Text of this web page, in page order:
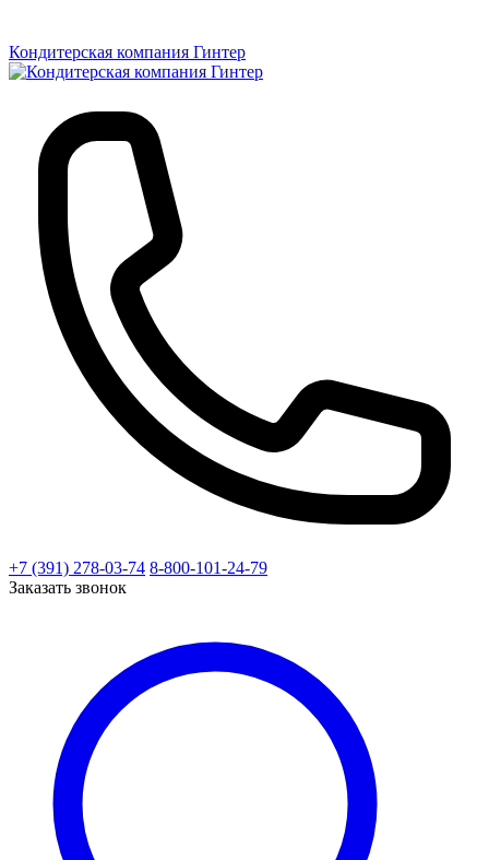
Кондитерская компания Гинтер
+7 (391) 278-03-74 8-800-101-24-79
Заказать звонок